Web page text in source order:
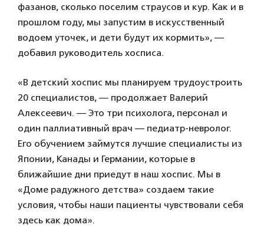
фазанов, сколько поселим страусов и кур. Как и в
прошлом году, мы запустим в искусственный
водоем уточек, и дети будут их кормить», —
добавил руководитель хосписа.
«В детский хоспис мы планируем трудоустроить
20 специалистов, — продолжает Валерий
Алексеевич. — Это три психолога, персонал и
один паллиативный врач — педиатр-невролог.
Его обучением займутся лучшие специалисты из
Японии, Канады и Германии, которые в
ближайшие дни приедут в наш хоспис. Мы в
«Доме радужного детства» создаем такие
условия, чтобы наши пациенты чувствовали себя
здесь как дома».